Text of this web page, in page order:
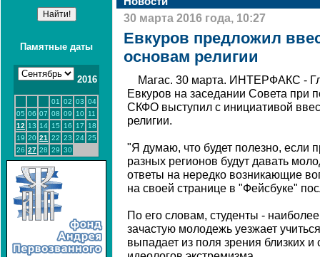
Памятные даты
2016
01 02 03 04
05 06 07 08 09 10
11
12 13 14 15 16 17
18
19 20 21 22 23 24 25
26 27 28 29 30
30 марта 2016 года, 10:27
Евкуров предложил
основам религии
Магас. 30 марта. ИНТЕРФАКС -
Евкуров на заседании Совета при
СКФО выступил с инициативой
религии.
"Я думаю, что будет полезно, если
разных регионов будут давать
ответы на нередко возникающие
на своей странице в "Фейсбуке"
По его словам, студенты -
зачастую молодежь уезжает
выпадает из поля зрения близких